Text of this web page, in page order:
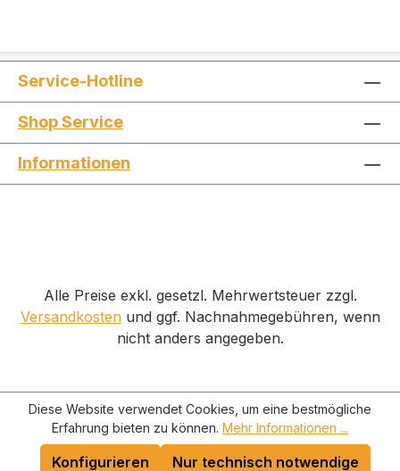
Service-Hotline
Shop Service
Informationen
Alle Preise exkl. gesetzl. Mehrwertsteuer zzgl.
Versandkostenund ggf. Nachnahmegebühren, wenn
nicht anders angegeben.
Diese Website verwendet Cookies, um eine bestmögliche
Erfahrung bieten zu können. Mehr Informationen ...
Nur technisch notwendige
Konfigurieren